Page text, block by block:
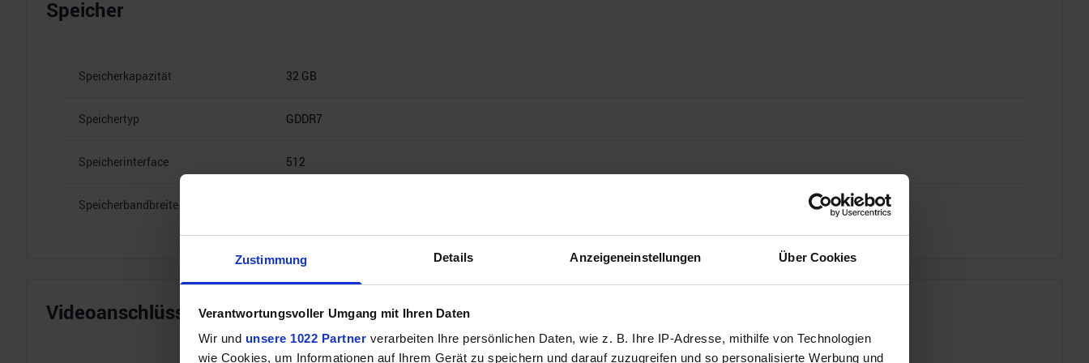
Zustimmung Details Anzeigeneinstellungen Über Cookies
Verantwortungsvoller Umgang mit Ihren Daten
Wir und unsere 1022 Partner verarbeiten Ihre persönlichen Daten, wie z. B. Ihre IP-Adresse, mithilfe von Technologien
wie Cookies, um Informationen auf Ihrem Gerät zu speichern und darauf zuzugreifen und so personalisierte Werbung und
Speicher
Speicherkapazität 32 GB
Speichertyp GDDR7
Speicherinterface 512
Speicherbandbreite
Videoanschlüsse